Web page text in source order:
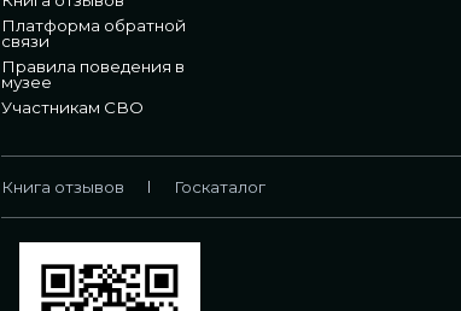
Платформа обратной
связи
Правила поведения в
музее
Участникам СВО
Книга отзывов Госкаталог